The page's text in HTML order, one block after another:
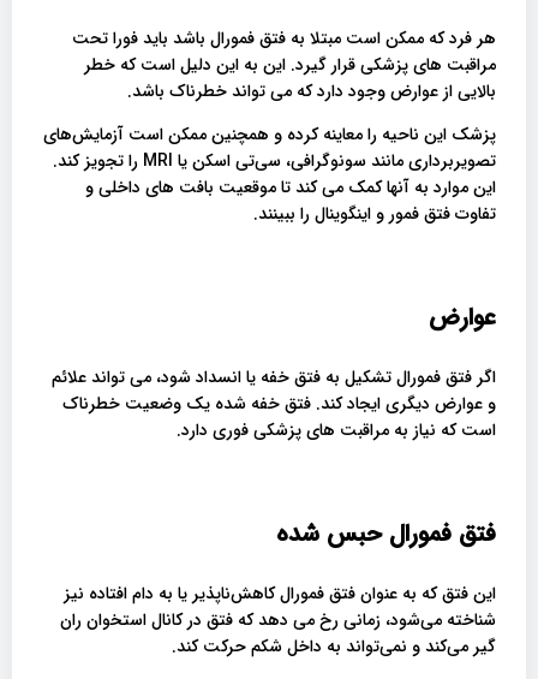
هر فرد که ممکن است مبتلا به فتق فمورال باشد باید فورا تحت
مراقبت های پزشکی قرار گیرد. این به این دلیل است که خطر
بالایی از عوارض وجود دارد که می تواند خطرناک باشد.
پزشک این ناحیه را معاینه کرده و همچنین ممکن است آزمایش‌های
تصویربرداری مانند سونوگرافی، سی‌تی اسکن یا MRI را تجویز کند.
این موارد به آنها کمک می کند تا موقعیت بافت های داخلی و
تفاوت فتق فمور و اینگوینال را ببینند.
عوارض
اگر فتق فمورال تشکیل به فتق خفه یا انسداد شود، می تواند علائم
و عوارض دیگری ایجاد کند. فتق خفه شده یک وضعیت خطرناک
است که نیاز به مراقبت های پزشکی فوری دارد.
فتق فمورال حبس شده
این فتق که به عنوان فتق فمورال کاهش‌ناپذیر یا به دام افتاده نیز
شناخته می‌شود، زمانی رخ می دهد که فتق در کانال استخوان ران
گیر می‌کند و نمی‌تواند به داخل شکم حرکت کند.